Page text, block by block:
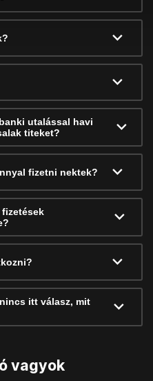
utalással havi
titeket?
fizetni nektek?
itt válasz, mit
vagyok